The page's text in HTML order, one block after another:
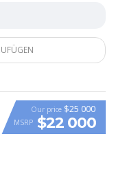
VIDEO
Our price $25 000
MSRP $22 000